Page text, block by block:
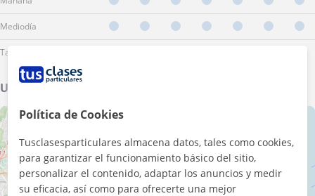
Mediodía
Tarde
Ubicación de mis clases
+ −
Política de Cookies
Tusclasesparticulares almacena datos, tales como cookies,
para garantizar el funcionamiento básico del sitio,
personalizar el contenido, adaptar los anuncios y medir
su eficacia, así como para ofrecerte una mejor